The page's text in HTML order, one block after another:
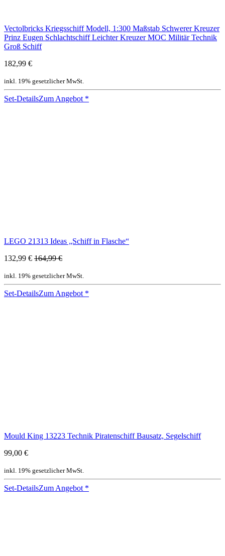
Vectolbricks Kriegsschiff Modell, 1:300 Maßstab Schwerer Kreuzer
Prinz Eugen Schlachtschiff Leichter Kreuzer MOC Militär Technik
Groß Schiff
182,99 €
inkl. 19% gesetzlicher MwSt.
Set-DetailsZum Angebot *
LEGO 21313 Ideas „Schiff in Flasche“
132,99 € 164,99 €
inkl. 19% gesetzlicher MwSt.
Set-DetailsZum Angebot *
Mould King 13223 Technik Piratenschiff Bausatz, Segelschiff
99,00 €
inkl. 19% gesetzlicher MwSt.
Set-DetailsZum Angebot *